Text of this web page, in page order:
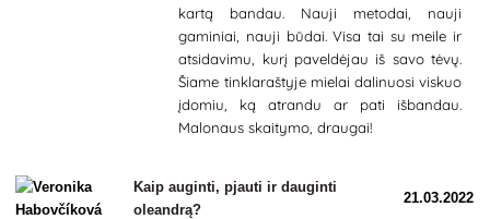
kartą bandau. Nauji metodai, nauji
gaminiai, nauji būdai. Visa tai su meile ir
atsidavimu, kurį paveldėjau iš savo tėvų.
Šiame tinklaraštyje mielai dalinuosi viskuo
įdomiu, ką atrandu ar pati išbandau.
Malonaus skaitymo, draugai!
Kaip auginti, pjauti ir dauginti
oleandrą?
21.03.2022